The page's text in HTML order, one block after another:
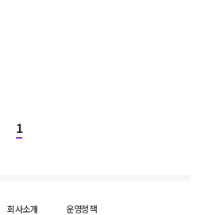
1
회사소개
운영정책